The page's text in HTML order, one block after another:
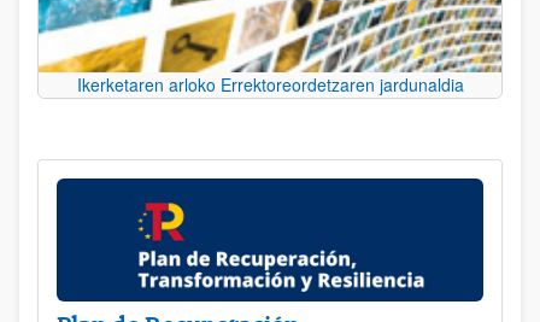
Ikerketaren arloko Errektoreordetzaren jardunaldia